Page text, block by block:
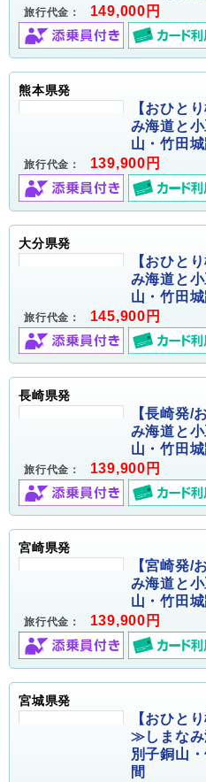
旅行代金： 149,000円
熊本県発
【おひと
み海道と
山・竹田
旅行代金： 139,900円
大分県発
【おひと
み海道と
山・竹田
旅行代金： 145,900円
長崎県発
【長崎発/
み海道と
山・竹田
旅行代金： 139,900円
宮崎県発
【宮崎発/
み海道と
山・竹田
旅行代金： 139,900円
宮城県発
【おひと
≫しまなみ
別子銅山
間